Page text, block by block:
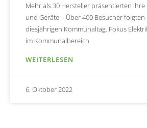
Mehr als 30 Hersteller präsentierten
und Geräte – Über 400 Besucher
diesjährigen Kommunaltag. Fokus
im Kommunalbereich
WEITERLESEN
6. Oktober 2022